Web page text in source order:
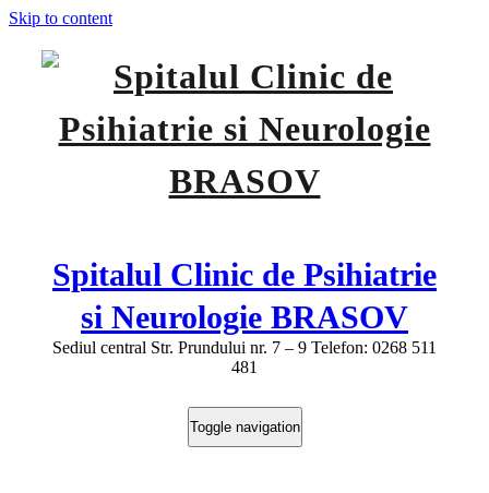
Skip to content
Spitalul Clinic de Psihiatrie
si Neurologie BRASOV
Sediul central Str. Prundului nr. 7 – 9 Telefon: 0268 511
481
Toggle navigation